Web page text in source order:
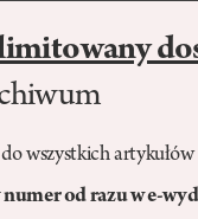
wszystkich artykułów
od razu w e-